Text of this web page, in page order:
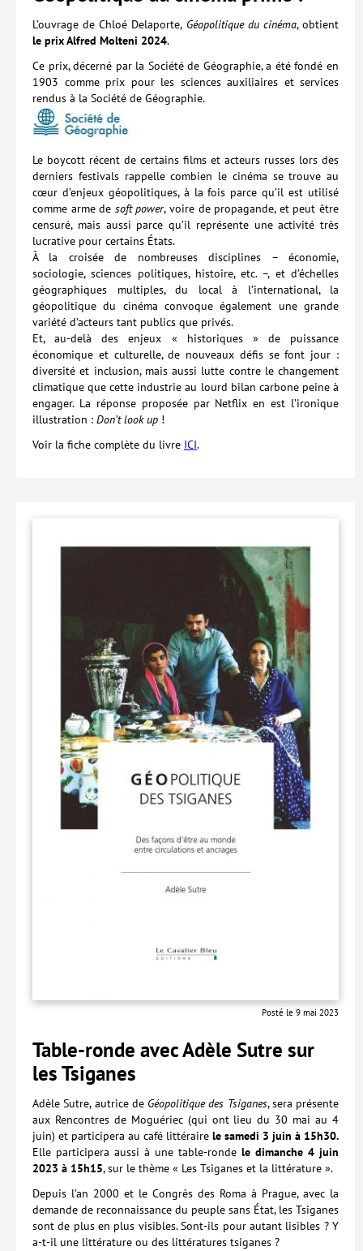
Lieux de…
Mobilisations
>> Cavalier poche <<
>> Livres numériques <<
AUTEURS
PARTENARIATS
CORPORATE
Idées reçues – Corporate
Livres blancs
Hors collection
CONTACT
NEWSLETTER
L’ouvrage de Chloé Delaporte, Géopolitique du cinéma, obtient
le prix Alfred Molteni 2024.
Ce prix, décerné par la Société de Géographie, a été fondé en
1903 comme prix pour les sciences auxiliaires et services
rendus à la Société de Géographie.
Le boycott récent de certains films et acteurs russes lors des
derniers festivals rappelle combien le cinéma se trouve au
cœur d’enjeux géopolitiques, à la fois parce qu’il est utilisé
comme arme de soft power, voire de propagande, et peut être
censuré, mais aussi parce qu’il représente une activité très
lucrative pour certains États.
À la croisée de nombreuses disciplines – économie,
sociologie, sciences politiques, histoire, etc. –, et d’échelles
géographiques multiples, du local à l’international, la
géopolitique du cinéma convoque également une grande
variété d’acteurs tant publics que privés.
Et, au-delà des enjeux « historiques » de puissance
économique et culturelle, de nouveaux défis se font jour :
diversité et inclusion, mais aussi lutte contre le changement
climatique que cette industrie au lourd bilan carbone peine à
engager. La réponse proposée par Netflix en est l’ironique
illustration : Don’t look up !
Voir la fiche complète du livre ICI.
Posté le 9 mai 2023
Table-ronde avec Adèle Sutre sur
les Tsiganes
Adèle Sutre, autrice de Géopolitique des Tsiganes, sera présente
aux Rencontres de Moguériec (qui ont lieu du 30 mai au 4
juin) et participera au café littéraire le samedi 3 juin à 15h30.
Elle participera aussi à une table-ronde le dimanche 4 juin
2023 à 15h15, sur le thème « Les Tsiganes et la littérature ».
Depuis l’an 2000 et le Congrès des Roma à Prague, avec la
demande de reconnaissance du peuple sans État, les Tsiganes
sont de plus en plus visibles. Sont-ils pour autant lisibles ? Y
a-t-il une littérature ou des littératures tsiganes ?